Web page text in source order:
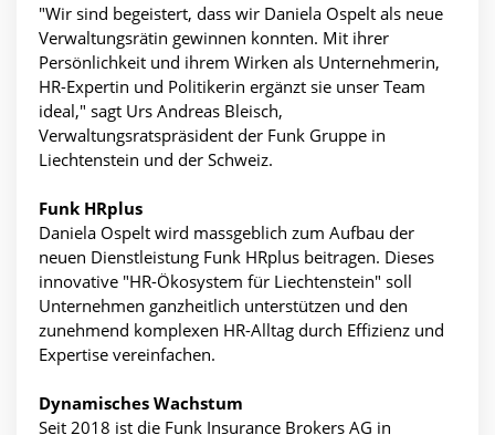
"Wir sind begeistert, dass wir Daniela Ospelt als neue
Verwaltungsrätin gewinnen konnten. Mit ihrer
Persönlichkeit und ihrem Wirken als Unternehmerin,
HR-Expertin und Politikerin ergänzt sie unser Team
ideal," sagt Urs Andreas Bleisch,
Verwaltungsratspräsident der Funk Gruppe in
Liechtenstein und der Schweiz.
Funk HRplus
Daniela Ospelt wird massgeblich zum Aufbau der
neuen Dienstleistung Funk HRplus beitragen. Dieses
innovative "HR-Ökosystem für Liechtenstein" soll
Unternehmen ganzheitlich unterstützen und den
zunehmend komplexen HR-Alltag durch Effizienz und
Expertise vereinfachen.
Dynamisches Wachstum
Seit 2018 ist die Funk Insurance Brokers AG in